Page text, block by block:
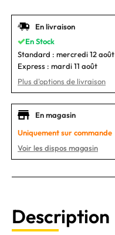
En livraison
En Stock
Standard : mercredi 12 août
Express : mardi 11 août
Plus d'options de livraison
En magasin
Uniquement sur commande
Voir les dispos magasin
Description